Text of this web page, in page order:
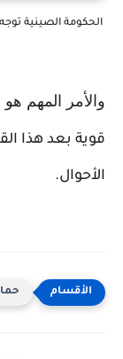
والأمر المهم
قوية بعد هذا
الأحوال.